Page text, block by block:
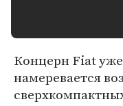
Концерн Fiat
намеревается